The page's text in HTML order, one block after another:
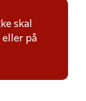
skal
eller på